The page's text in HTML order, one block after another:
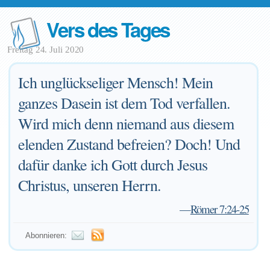
Vers des Tages
Freitag 24. Juli 2020
Ich unglückseliger Mensch! Mein
ganzes Dasein ist dem Tod verfallen.
Wird mich denn niemand aus diesem
elenden Zustand befreien? Doch! Und
dafür danke ich Gott durch Jesus
Christus, unseren Herrn.
—Römer 7:24-25
Abonnieren: